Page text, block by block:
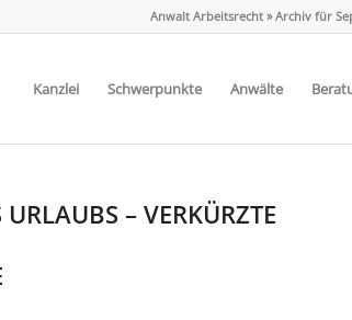
Anwalt Arbeitsrecht »Archiv für
Kanzlei Schwerpunkte Anwälte
– VERKÜRZTE